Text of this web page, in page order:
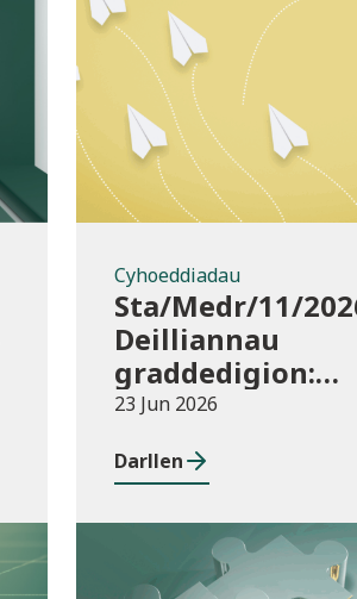
Cyhoeddiadau
Sta/Medr/11/
Deilliannau
graddedigion:
darparwyr
23 Jun 2026
Darllen